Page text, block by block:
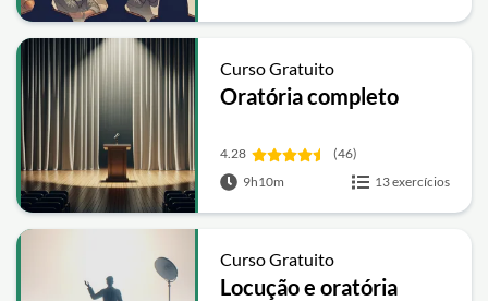
Curso Gratuito
Oratória completo
4.28
(46)
9h10m
13 exercícios
Curso Gratuito
Locução e oratória